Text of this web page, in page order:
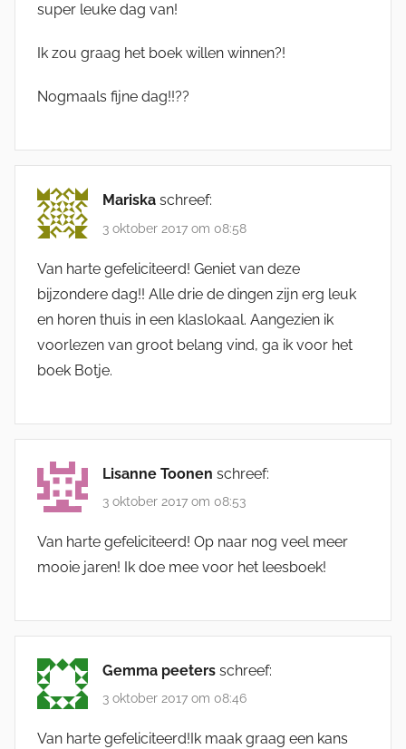
super leuke dag van!
Ik zou graag het boek willen winnen?!
Nogmaals fijne dag!!??
Mariska schreef:
3 oktober 2017 om 08:58
Van harte gefeliciteerd! Geniet van deze
bijzondere dag!! Alle drie de dingen zijn erg leuk
en horen thuis in een klaslokaal. Aangezien ik
voorlezen van groot belang vind, ga ik voor het
boek Botje.
Lisanne Toonen schreef:
3 oktober 2017 om 08:53
Van harte gefeliciteerd! Op naar nog veel meer
mooie jaren! Ik doe mee voor het leesboek!
Gemma peeters schreef:
3 oktober 2017 om 08:46
Van harte gefeliciteerd!Ik maak graag een kans